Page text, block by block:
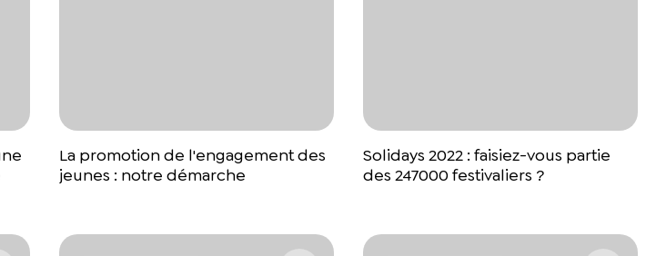
La promotion de l'engagement des
jeunes : notre démarche
Solidays 2022 : faisiez-vous partie
des 247000 festivaliers ?